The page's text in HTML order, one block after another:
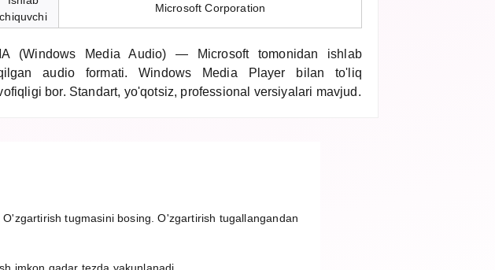
chiquvchi
Microsoft Corporation
(Windows Media Audio) — Microsoft tomonidan ishlab
audio formati. Windows Media Player bilan to'liq
bor. Standart, yo'qotsiz, professional versiyalari mavjud.
tugmasini bosing. O'zgartirish tugallangandan